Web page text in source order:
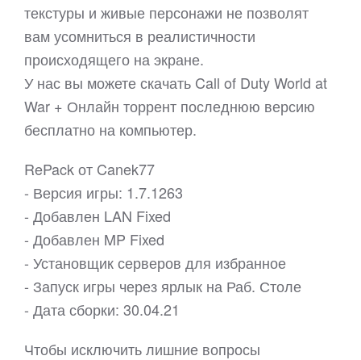
текстуры и живые персонажи не позволят
вам усомниться в реалистичности
происходящего на экране.
У нас вы можете скачать Call of Duty World at
War + Онлайн торрент последнюю версию
бесплатно на компьютер.
RePack от Canek77
- Версия игры: 1.7.1263
- Добавлен LAN Fixed
- Добавлен MP Fixed
- Установщик серверов для избранное
- Запуск игры через ярлык на Раб. Столе
- Дата сборки: 30.04.21
Чтобы исключить лишние вопросы